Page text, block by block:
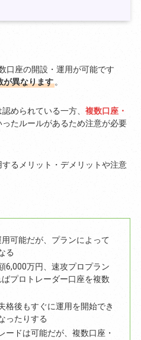
口座の開設・運用が可能です
が異なります。
められている一方、 複数口座・
ったルールがあるため注意が必要
るメリット・デメリットや注意
可能だが、プランによって
る
6,000万円、速攻プロプラン
プロトレーダー口座を複数
格後もすぐに運用を開始でき
ったりする
ードは可能だが、複数口座・